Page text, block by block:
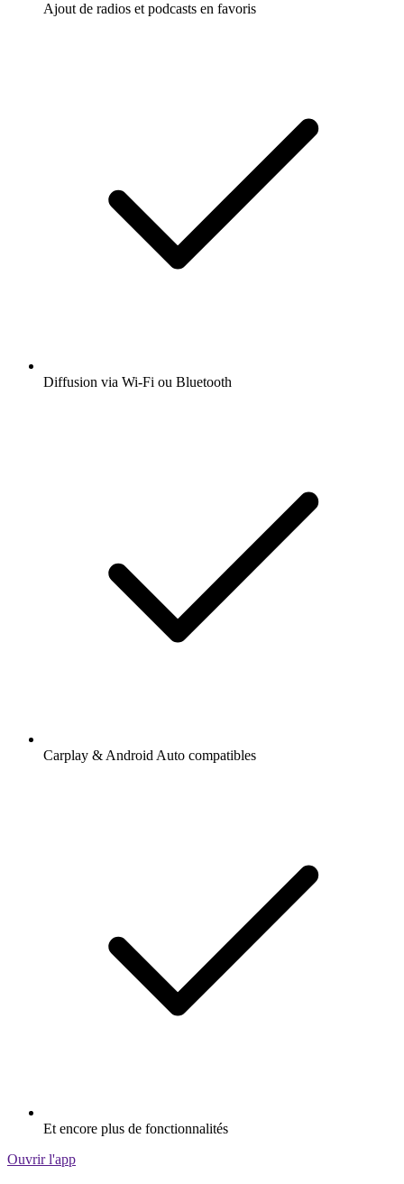
Ajout de radios et podcasts en favoris
Diffusion via Wi-Fi ou Bluetooth
Carplay & Android Auto compatibles
Et encore plus de fonctionnalités
Ouvrir l'app